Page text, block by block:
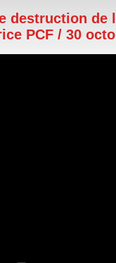
destruction
PCF / 30